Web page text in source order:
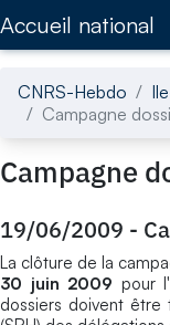
Accueil national
CNRS-Hebdo
Campagne
Campagne
19/06/2009 -
La clôture de la
30 juin 2009 pour
dossiers doivent être